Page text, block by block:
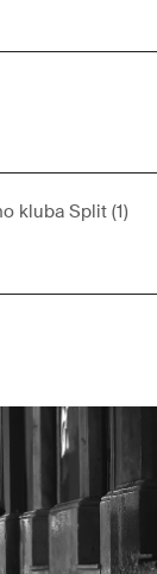
kluba Split (1)